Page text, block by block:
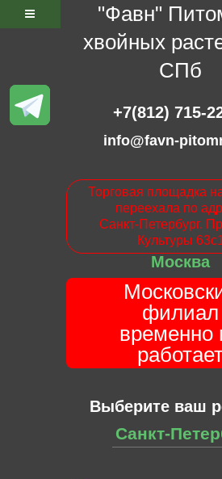
"Фавн"
хвойных
СПб
+7(812) 715-
info@favn-
Торговая площадка
переехала по
Санкт-Петербург.
Культуры
Москва
филиал
временно
Выберите ваш